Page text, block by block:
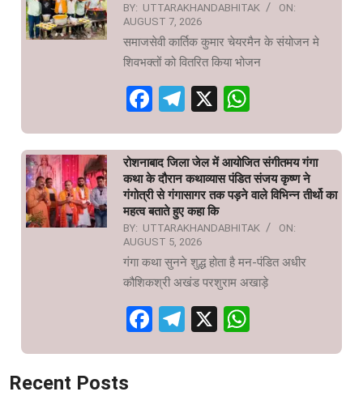
BY: UTTARAKHANDABHITAK
ON:
AUGUST 7, 2026
समाजसेवी कार्तिक कुमार चेयरमैन के संयोजन मे
शिवभक्तों को वितरित किया भोजन
Facebook
Telegram
X
रोशनाबाद जिला जेल में आयोजित संगीतमय गंगा
कथा के दौरान कथाव्यास पंडित संजय कृष्ण ने
गंगोत्री से गंगासागर तक पड़ने वाले विभिन्न तीर्थो का
महत्व बताते हुए कहा कि
BY: UTTARAKHANDABHITAK
ON:
AUGUST 5, 2026
गंगा कथा सुनने शुद्ध होता है मन-पंडित अधीर
कौशिकश्री अखंड परशुराम अखाड़े
Facebook
Telegram
X
Recent Posts